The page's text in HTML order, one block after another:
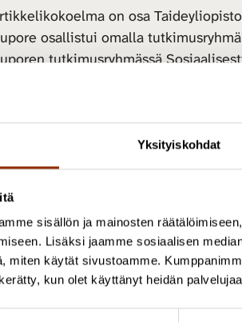
Yksityiskohdat
sisällön ja mainosten
Lisäksi jaamme sosiaalisen
miten käytät sivustoamme.
kun olet käyttänyt heidän
on osa
osallistui omalla
tutkimusryhmässä
ArtsEqualin taiteilija-tutkijat ovat
Suomen yhteisötaiteen
LeajaPekka Kantonensekä
Suomessa ei ollut
Lehtonenon puolestaan
10 vuotta.